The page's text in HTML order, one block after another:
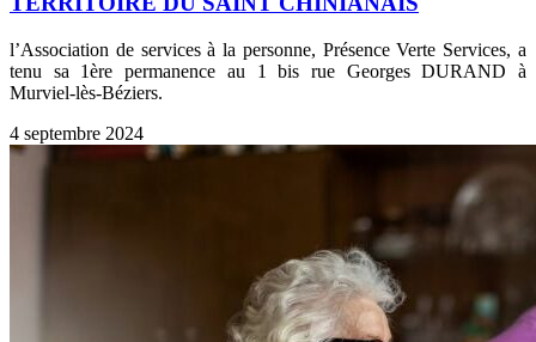
l’Association de services à la personne, Présence Verte Services, a
tenu sa 1ère permanence au 1 bis rue Georges DURAND à
Murviel-lès-Béziers.
4 septembre 2024